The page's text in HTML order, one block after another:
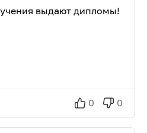
выдают дипломы!
0 0